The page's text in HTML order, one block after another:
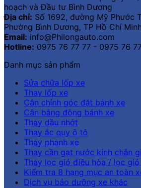
hoạch và Đầu tư Bình Dương
Địa chỉ: Số 1692, đường Mỹ Phước
Phường Bình Dương, TP Hồ Chí
Email: info@Philongauto.com
Hotline: 0975 76 77 77 - 0975 76
Danh mục sản phẩm
Sửa chữa lốp xe
Thay lốp xe
Cân chỉnh góc đặt bánh xe
Cân bằng động bánh xe
Thay dầu nhớt
Thay ắc quy ô tô
Thay phanh xe
Thay cần gạt nước kính chắn
Thay lọc gió điều hòa / lọc
Kiểm tra 8 hạng mục an toàn
Dịch vụ bảo dưỡng xe khác